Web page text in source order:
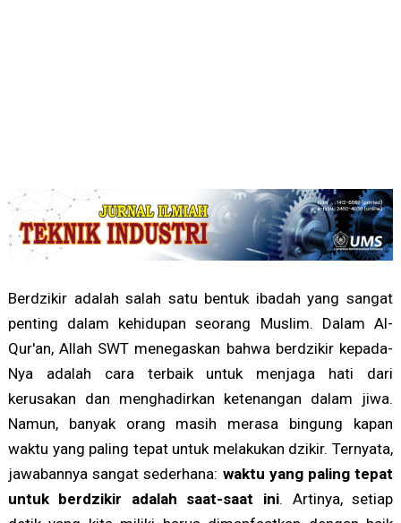
Berdzikir adalah salah satu bentuk ibadah yang sangat
penting dalam kehidupan seorang Muslim. Dalam Al-
Qur'an, Allah SWT menegaskan bahwa berdzikir kepada-
Nya adalah cara terbaik untuk menjaga hati dari
kerusakan dan menghadirkan ketenangan dalam jiwa.
Namun, banyak orang masih merasa bingung kapan
waktu yang paling tepat untuk melakukan dzikir. Ternyata,
jawabannya sangat sederhana: waktu yang paling tepat
untuk berdzikir adalah saat-saat ini. Artinya, setiap